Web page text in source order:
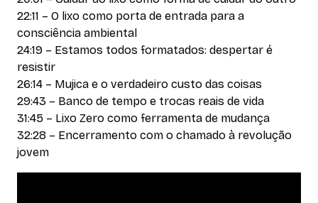
22:11 – O lixo como porta de entrada para a
consciência ambiental
24:19 – Estamos todos formatados: despertar é
resistir
26:14 – Mujica e o verdadeiro custo das coisas
29:43 – Banco de tempo e trocas reais de vida
31:45 – Lixo Zero como ferramenta de mudança
32:28 – Encerramento com o chamado à revolução
jovem